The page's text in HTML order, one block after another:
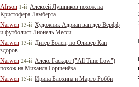
AIrson 1-й Алексей Лушников похож на
Кристофера Ламберта
Narwen 13-й Художник Адриан ван дер Верфф
и футболист Лионель Месси
Narwen 13-й Дитер Болен, но Оливер Кан
здоров
Narwen 24-й Алекс Гаскарт ("All Time Low")
похож на Михаила Горшенёва
Narwen 15-й Ирина Блохина и Марго Робби